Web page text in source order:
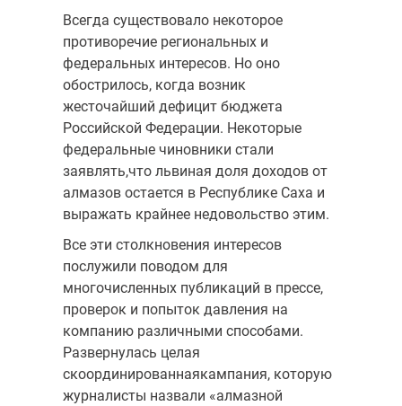
Всегда существовало некоторое
противоречие региональных и
федеральных интересов. Но оно
обострилось, когда возник
жесточайший дефицит бюджета
Российской Федерации. Некоторые
федеральные чиновники стали
заявлять,что львиная доля доходов от
алмазов остается в Республике Саха и
выражать крайнее недовольство этим.
Все эти столкновения интересов
послужили поводом для
многочисленных публикаций в прессе,
проверок и попыток давления на
компанию различными способами.
Развернулась целая
скоординированнаякампания, которую
журналисты назвали «алмазной